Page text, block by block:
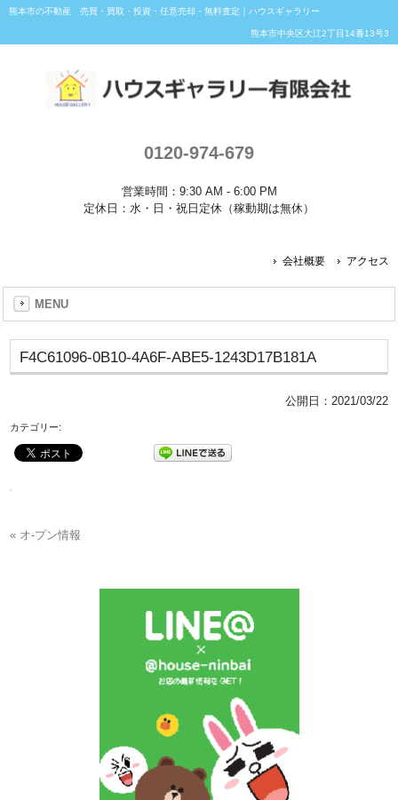
熊本市の不動産 売買・買取・投資・任意売却・無料査定｜ハウスギャラリー
熊本市中央区大江2丁目14番13号3
0120-974-679
営業時間：9:30 AM - 6:00 PM
定休日：水・日・祝日定休（稼動期は無休）
会社概要 アクセス
MENU
F4C61096-0B10-4A6F-ABE5-1243D17B181A
公開日： 2021/03/22
カテゴリー:
« オ-プン情報